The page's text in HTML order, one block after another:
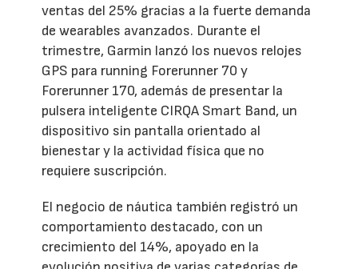
ventas del 25% gracias a la fuerte demanda
de wearables avanzados. Durante el
trimestre, Garmin lanzó los nuevos relojes
GPS para running Forerunner 70 y
Forerunner 170, además de presentar la
pulsera inteligente CIRQA Smart Band, un
dispositivo sin pantalla orientado al
bienestar y la actividad física que no
requiere suscripción.
El negocio de náutica también registró un
comportamiento destacado, con un
crecimiento del 14%, apoyado en la